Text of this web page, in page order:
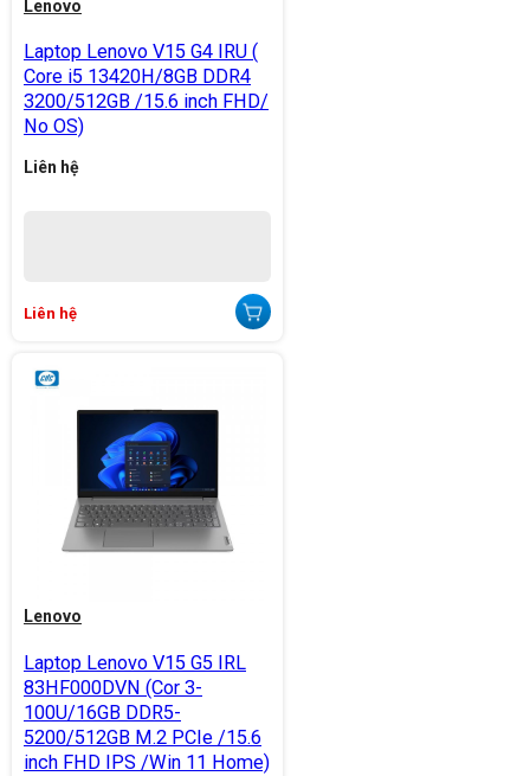
Lenovo
Laptop Lenovo V15 G4 IRU (
Core i5 13420H/8GB DDR4
3200/512GB /15.6 inch FHD/
No OS)
Liên hệ
Liên hệ
Lenovo
Laptop Lenovo V15 G5 IRL
83HF000DVN (Cor 3-
100U/16GB DDR5-
5200/512GB M.2 PCIe /15.6
inch FHD IPS /Win 11 Home)